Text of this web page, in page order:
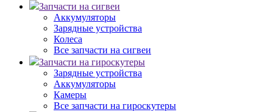
Запчасти на сигвеи
Аккумуляторы
Зарядные устройства
Колеса
Все запчасти на сигвеи
Запчасти на гироскутеры
Зарядные устройства
Аккумуляторы
Камеры
Все запчасти на гироскутеры